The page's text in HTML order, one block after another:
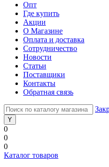
Опт
Где купить
Акции
О Магазине
Оплата и доставка
Сотрудничество
Новости
Статьи
Поставщики
Контакты
Обратная связь
0
0
0
Каталог товаров